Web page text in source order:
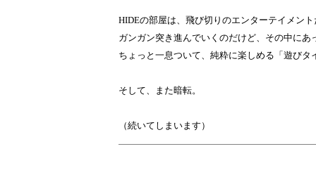
HIDEの部屋は、飛び切りのエンターテイメン
ガンガン突き進んでいくのだけど、その中に
ちょっと一息ついて、純粋に楽しめる「遊びタ
そして、また暗転。
（続いてしまいます）